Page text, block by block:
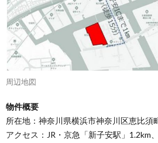
周辺地図
物件概要
所在地：神奈川県横浜市神奈川区恵比須
アクセス：JR・京急「新子安駅」1.2km